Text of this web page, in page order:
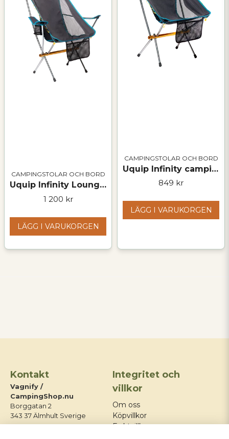
CAMPINGSTOLAR OCH BORD
Uquip Infinity Lounger – hopfällbar campingfåtölj
1 200 kr
LÄGG I VARUKORGEN
CAMPINGSTOLAR OCH BORD
Uquip Infinity campingstol – lätt, stark och kompakt
849 kr
LÄGG I VARUKORGEN
Kontakt
Vagnify /
CampingShop.nu
Borggatan 2
343 37 Älmhult Sverige
Integritet och
villkor
Om oss
Köpvillkor
Fraktvillkor